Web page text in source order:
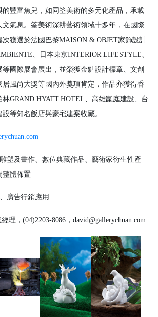
豐富魚兒，如同筌美術的多元化產品，承載
氣息。筌美術深耕藝術領域十多年，在國際
獲選於法國巴黎MAISON & OBJET家飾設計
、日本東京INTERIOR LIFESTYLE、
等國際展會展出，並榮獲金點設計標章、文創
風尚大獎等國內外獎項肯定，作品亦獲得香
GRAND HYATT HOTEL、高雄崑庭建設、台
等知名飯店與豪宅建案收藏。
塑及畫作、數位典藏作品、藝術家衍生性產
整體佈置
廣告行銷應用
理，(04)2203-8086，david@gallerychuan.com